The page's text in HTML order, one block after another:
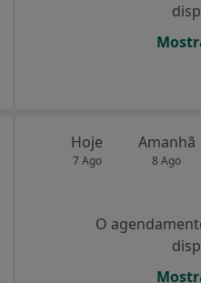
Hoje
7 Ago
Amanhã
8 Ago
O